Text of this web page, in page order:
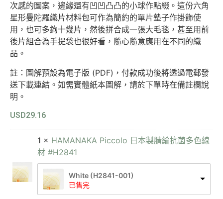
次感的圖案，邊緣還有凹凹凸凸的小球作點綴。這份六角
星形曼陀羅織片材料包可作為簡約的單片墊子作掛飾使
用，也可多鉤十幾片，然後拼合成一張大毛毯，甚至用前
後片組合為手提袋也很好看，隨心隨意應用在不同的織
品。
註：圖解預設為電子版 (PDF)，付款成功後將透過電郵發
送下載連結。如需實體紙本圖解，請於下單時在備註欄說
明。
USD29.16
1 × HAMANAKA Piccolo 日本製腈綸抗菌多色線
材 #H2841
White (H2841-001)
已售完